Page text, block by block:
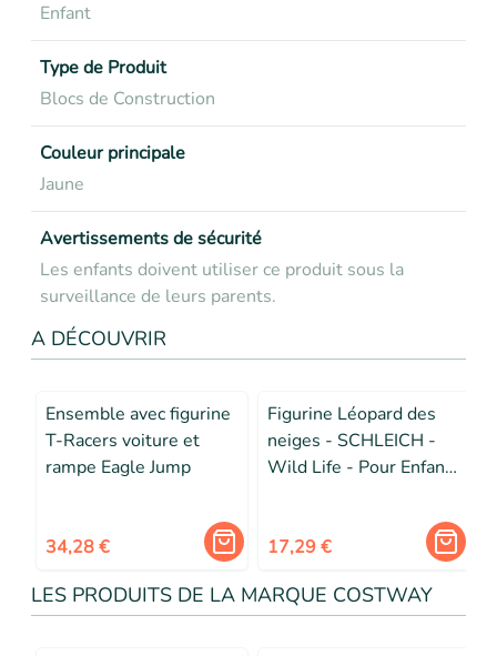
Enfant
Type de Produit
Blocs de Construction
Couleur principale
Jaune
Avertissements de sécurité
Les enfants doivent utiliser ce produit sous la
surveillance de leurs parents.
A DÉCOUVRIR
Ensemble avec figurine
T-Racers voiture et
rampe Eagle Jump
34,28 €
Figurine Léopard des
neiges - SCHLEICH -
Wild Life - Pour Enfant
17,29 €
LES PRODUITS DE LA MARQUE COSTWAY